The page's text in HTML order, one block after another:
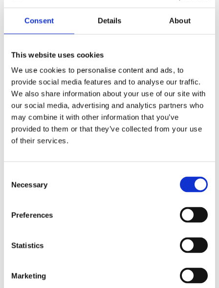
Consent Details About
This website uses cookies
We use cookies to personalise content and ads, to
provide social media features and to analyse our traffic.
We also share information about your use of our site with
our social media, advertising and analytics partners who
may combine it with other information that you’ve
provided to them or that they’ve collected from your use
of their services.
Selection
Necessary
Preferences
Statistics
Marketing
eleifend aliquet aliqua ut gravida aenean. Sapien
maecenas dictum curabitur interdum massa sed
interdum est consequat netus tincidunt maecenas
ultrices nunc sollicitudin duis habitasse.
FURTHER QUESTIONS
Phone:5180 8054